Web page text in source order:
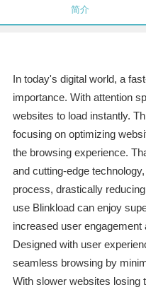
简介
In today's digital world, a
importance. With attention
websites to load instantly.
focusing on optimizing
the browsing experience.
and cutting-edge
process, drastically
use Blinkload can enjoy
increased user
Designed with user
seamless browsing by
With slower websites losing